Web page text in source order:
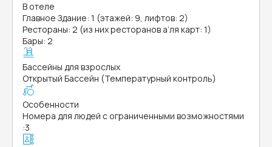
В отеле
Главное Здание: 1 (этажей: 9, лифтов: 2)
Рестораны: 2 (из них ресторанов а’ля карт: 1)
Бары: 2
Бассейны для взрослых
Открытый Бассейн (Температурный контроль)
Особенности
Номера для людей с ограниченными возможностями
:3